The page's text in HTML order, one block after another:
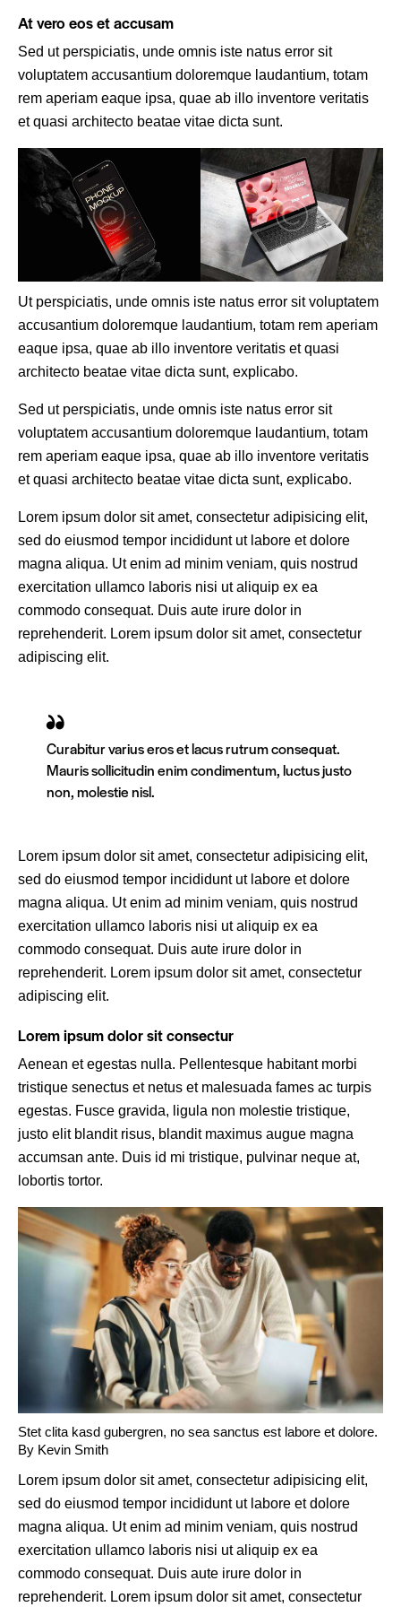
At vero eos et accusam
Sed ut perspiciatis, unde omnis iste natus error sit
voluptatem accusantium doloremque laudantium, totam
rem aperiam eaque ipsa, quae ab illo inventore veritatis
et quasi architecto beatae vitae dicta sunt.
Ut perspiciatis, unde omnis iste natus error sit voluptatem
accusantium doloremque laudantium, totam rem aperiam
eaque ipsa, quae ab illo inventore veritatis et quasi
architecto beatae vitae dicta sunt, explicabo.
Sed ut perspiciatis, unde omnis iste natus error sit
voluptatem accusantium doloremque laudantium, totam
rem aperiam eaque ipsa, quae ab illo inventore veritatis
et quasi architecto beatae vitae dicta sunt, explicabo.
Lorem ipsum dolor sit amet, consectetur adipisicing elit,
sed do eiusmod tempor incididunt ut labore et dolore
magna aliqua. Ut enim ad minim veniam, quis nostrud
exercitation ullamco laboris nisi ut aliquip ex ea
commodo consequat. Duis aute irure dolor in
reprehenderit. Lorem ipsum dolor sit amet, consectetur
adipiscing elit.
Curabitur varius eros et lacus rutrum consequat.
Mauris sollicitudin enim condimentum, luctus justo
non, molestie nisl.
Lorem ipsum dolor sit amet, consectetur adipisicing elit,
sed do eiusmod tempor incididunt ut labore et dolore
magna aliqua. Ut enim ad minim veniam, quis nostrud
exercitation ullamco laboris nisi ut aliquip ex ea
commodo consequat. Duis aute irure dolor in
reprehenderit. Lorem ipsum dolor sit amet, consectetur
adipiscing elit.
Lorem ipsum dolor sit consectur
Aenean et egestas nulla. Pellentesque habitant morbi
tristique senectus et netus et malesuada fames ac turpis
egestas. Fusce gravida, ligula non molestie tristique,
justo elit blandit risus, blandit maximus augue magna
accumsan ante. Duis id mi tristique, pulvinar neque at,
lobortis tortor.
Stet clita kasd gubergren, no sea sanctus est labore et dolore.
By Kevin Smith
Lorem ipsum dolor sit amet, consectetur adipisicing elit,
sed do eiusmod tempor incididunt ut labore et dolore
magna aliqua. Ut enim ad minim veniam, quis nostrud
exercitation ullamco laboris nisi ut aliquip ex ea
commodo consequat. Duis aute irure dolor in
reprehenderit. Lorem ipsum dolor sit amet, consectetur